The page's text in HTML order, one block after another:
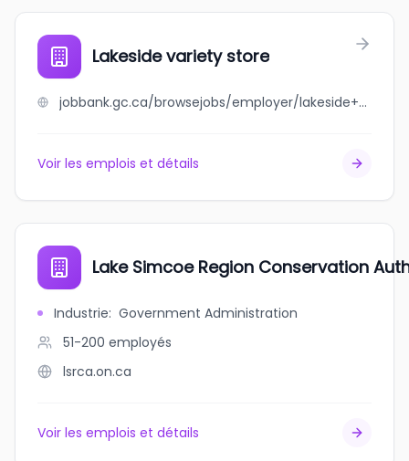
Lakeside variety store
jobbank.gc.ca/browsejobs/employer/lakeside+variety+store/ca
Voir les emplois et détails
Lake Simcoe Region Conservation
Industrie: Government Administration
51-200 employés
lsrca.on.ca
Voir les emplois et détails